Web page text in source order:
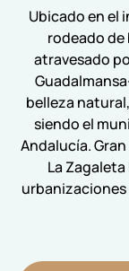
Ubicado en el
rodeado de
atravesado
belleza
siendo el
Andalucía.
La
urbanizaciones